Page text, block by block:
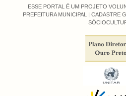
ESSE PORTAL É UM PROJETO
PREFEITURA MUNICIPAL | CADASTRE